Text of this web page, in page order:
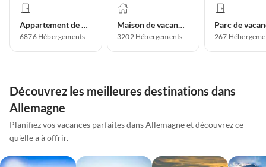
Appartement de vacances
6876 Hébergements
Maison de vacances
3202 Hébergements
Parc de
267
Découvrez les meilleures destinations dans
Allemagne
Planifiez vos vacances parfaites dans Allemagne et découvrez ce
qu'elle a à offrir.